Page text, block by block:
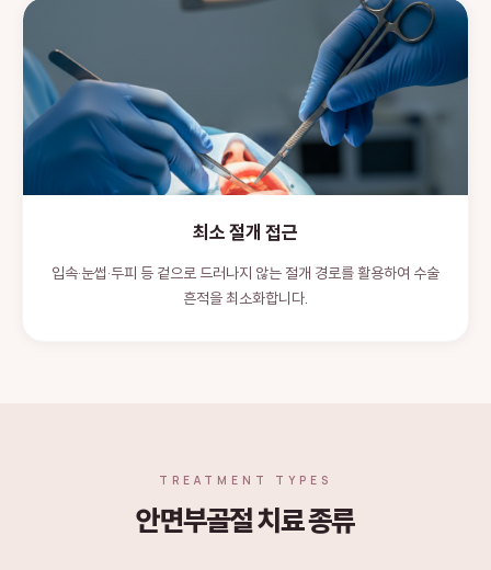
최소 절개 접근
입속·눈썹·두피 등 겉으로 드러나지 않는 절개 경로를 활용하여 수술
흔적을 최소화합니다.
TREATMENT TYPES
안면부골절 치료 종류